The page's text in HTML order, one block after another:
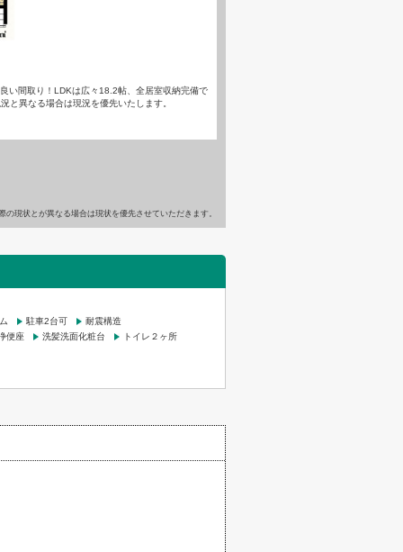
い間取り！LDKは広々18.2帖、全居室収納完備で
と異なる場合は現況を優先いたします。
の現状とが異なる場合は現状を優先させていただきます。
駐車2台可
耐震構造
便座
洗髪洗面化粧台 トイレ２ヶ所